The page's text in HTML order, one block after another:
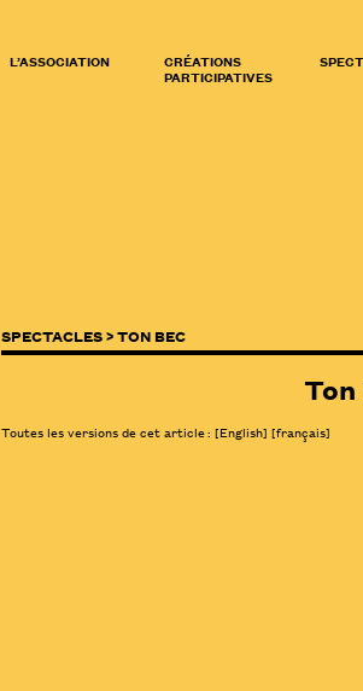
L’ASSOCIATION CRÉATIONS
PARTICIPATIVES
SPECTACLES >TON BEC
Ton
Toutes les versions de cet article :[English] [français]